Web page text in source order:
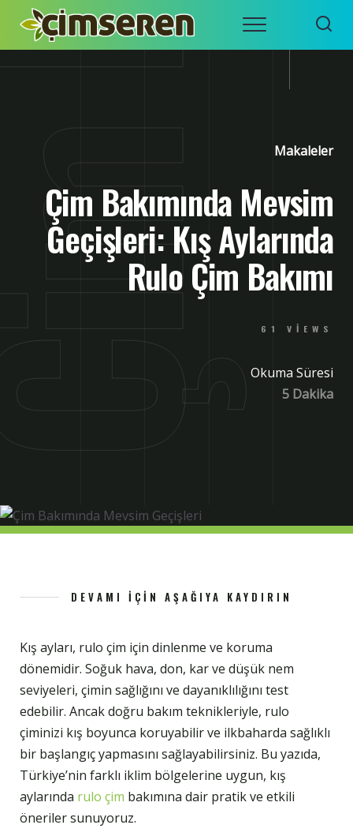
content
ÇIMSEREN
İZMIR
Menu
Makaleler
Çim Bakımında Mevsim
Geçişleri: Kış Aylarında
Rulo Çim Bakımı
61 VIEWS
Okuma Süresi
5 Dakika
DEVAMI İÇIN AŞAĞIYA KAYDIRIN
Kış ayları, rulo çim için dinlenme ve koruma
dönemidir. Soğuk hava, don, kar ve düşük nem
seviyeleri, çimin sağlığını ve dayanıklılığını test
edebilir. Ancak doğru bakım teknikleriyle, rulo
çiminizi kış boyunca koruyabilir ve ilkbaharda sağlıklı
bir başlangıç yapmasını sağlayabilirsiniz. Bu yazıda,
Türkiye’nin farklı iklim bölgelerine uygun, kış
aylarında rulo çim bakımına dair pratik ve etkili
öneriler sunuyoruz.